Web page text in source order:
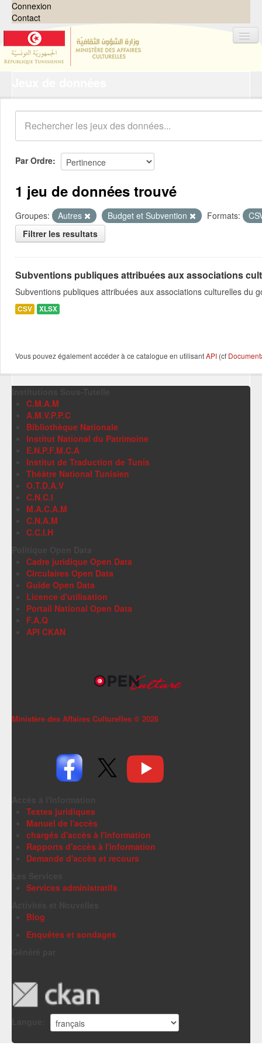
Connexion
Contact
Organisations
Groupes
Demandes 0
À propos
Par Ordre
1 jeu de données trouvé
Groupes: Autres Budget et Subvention Formats:
Filtrer les resultats
Subventions publiques attribuées aux associations
Subventions publiques attribuées aux associations culturelles du
CSV XLSX
Vous pouvez également accéder à ce catalogue en utilisantAPI (cf
C.M.A.M
A.M.V.P.P.C
Bibliothèque Nationale
Institut National du Patrimoine
E.N.P.F.M.C.A
Institut de Traduction de Tunis
Théâtre National Tunisien
O.T.D.A.V
C.N.C.I
M.A.C.A.M
C.N.A.M
C.C.I.H
Cadre juridique Open Data
Circulaires Open Data
Guide Open Data
Licence d'utilisation
Portail National Open Data
F.A.Q
API CKAN
Ministère des Affaires Culturelles © 2026
Textes juridiques
Manuel de l'accès
chargés d'accès à l'information
Rapports d'accès à l'information
Demande d'accès et recours
Services administratifs
Blog
Enquêtes et sondages